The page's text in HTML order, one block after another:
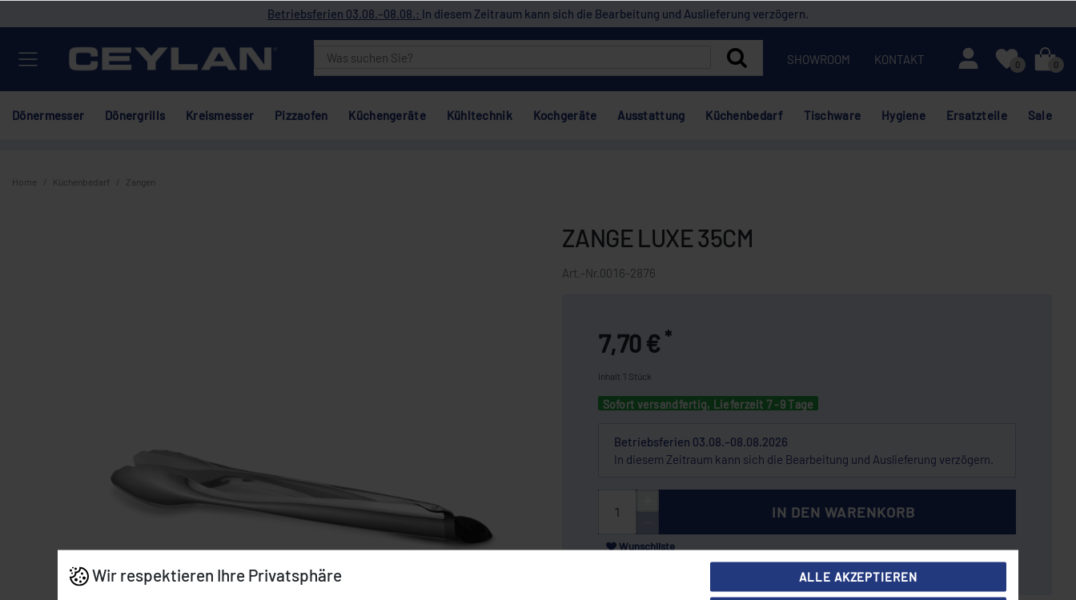
Betriebsferien 03.08.–08.08.: In diesem Zeitraum kann sich die Bearbeitung und Auslieferung verzögern.
SHOWROOM KONTAKT
Mein Konto
0
0
Dönermesser Dönergrills Kreismesser Pizzaofen Küchengeräte Kühltechnik Kochgeräte Ausstattung Küchenbedarf Tischware Hygiene Ersatzteile Sale
Home Küchenbedarf Zangen
ZANGE LUXE 35CM
Art.-Nr. 0016-2876
7,70 € *
Inhalt 1 Stück
Sofort versandfertig, Lieferzeit 7 -9 Tage
Betriebsferien 03.08.–08.08.2026
In diesem Zeitraum kann sich die Bearbeitung und Auslieferung verzögern.
IN DEN WARENKORB
Wunschliste
Wir respektieren Ihre Privatsphäre ALLE AKZEPTIEREN